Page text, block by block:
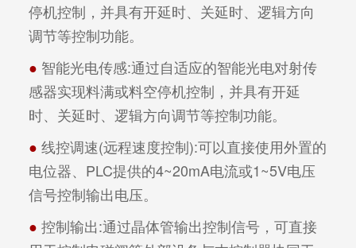
停机控制，并具有开延时、关延时、逻辑方向
调节等控制功能。
● 智能光电传感:通过自适应的智能光电对射传
感器实现料满或料空停机控制，并具有开延
时、关延时、逻辑方向调节等控制功能。
● 线控调速(远程速度控制):可以直接使用外置的
电位器、PLC提供的4~20mA电流或1~5V电压
信号控制输出电压。
● 控制输出:通过晶体管输出控制信号，可直接